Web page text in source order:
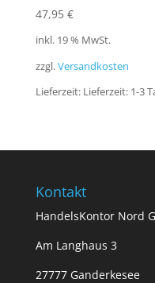
47,95 €
inkl. 19 % MwSt.
zzgl.Versandkosten
Lieferzeit: Lieferzeit: 1-3
Kontakt
HandelsKontor Nord
Am Langhaus 3
27777 Ganderkesee